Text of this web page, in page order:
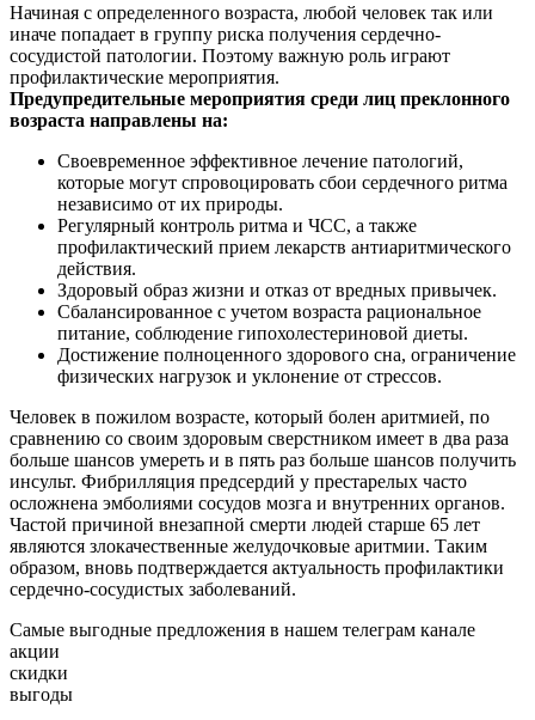
Начиная с определенного возраста, любой человек так или
иначе попадает в группу риска получения сердечно-
сосудистой патологии. Поэтому важную роль играют
профилактические мероприятия.
Предупредительные мероприятия среди лиц преклонного
возраста направлены на:
Своевременное эффективное лечение патологий,
которые могут спровоцировать сбои сердечного ритма
независимо от их природы.
Регулярный контроль ритма и ЧСС, а также
профилактический прием лекарств антиаритмического
действия.
Здоровый образ жизни и отказ от вредных привычек.
Сбалансированное с учетом возраста рациональное
питание, соблюдение гипохолестериновой диеты.
Достижение полноценного здорового сна, ограничение
физических нагрузок и уклонение от стрессов.
Человек в пожилом возрасте, который болен аритмией, по
сравнению со своим здоровым сверстником имеет в два раза
больше шансов умереть и в пять раз больше шансов получить
инсульт. Фибрилляция предсердий у престарелых часто
осложнена эмболиями сосудов мозга и внутренних органов.
Частой причиной внезапной смерти людей старше 65 лет
являются злокачественные желудочковые аритмии. Таким
образом, вновь подтверждается актуальность профилактики
сердечно-сосудистых заболеваний.
Самые выгодные предложения в нашем телеграм канале
акции
скидки
выгоды